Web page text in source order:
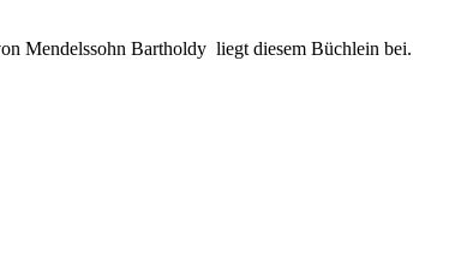
Mendelssohn Bartholdy liegt diesem Büchlein bei.